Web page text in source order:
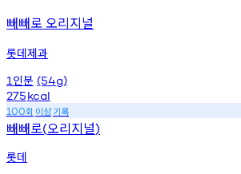
빼빼로 오리지널
롯데제과
1 인분 (54g)
275kcal
100회 이상기록
빼빼로(오리지널)
롯데